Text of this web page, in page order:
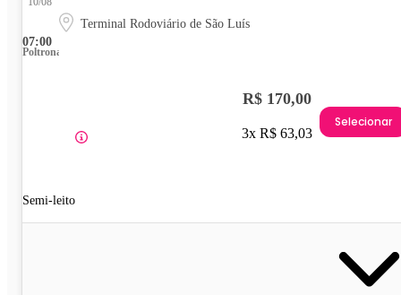
07:00
Terminal Rodoviário de São Luís
Poltrona
Semi-leito
R$ 170,00
3x R$ 63,03
Selecionar